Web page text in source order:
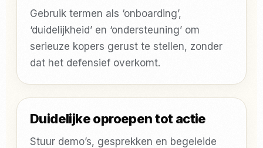
Gebruik termen als ‘onboarding’,
‘duidelijkheid’ en ‘ondersteuning’ om
serieuze kopers gerust te stellen, zonder
dat het defensief overkomt.
Duidelijke oproepen tot actie
Stuur demo’s, gesprekken en begeleide